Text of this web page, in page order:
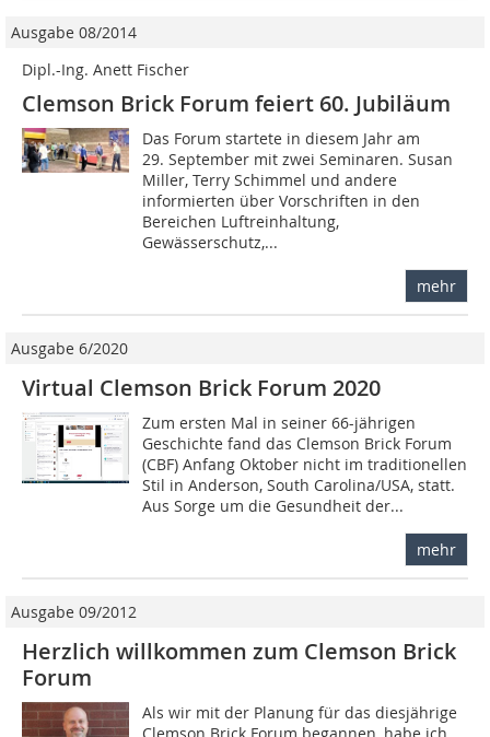
Ausgabe 08/2014
Dipl.-Ing. Anett Fischer
Clemson Brick Forum feiert 60. Jubiläum
Das Forum startete in diesem Jahr am
29. September mit zwei Seminaren. Susan
Miller, Terry Schimmel und andere
informierten über Vorschriften in den
Bereichen Luftreinhaltung,
Gewässerschutz,...
mehr
Ausgabe 6/2020
Virtual Clemson Brick Forum 2020
Zum ersten Mal in seiner 66-jährigen
Geschichte fand das Clemson Brick Forum
(CBF) Anfang Oktober nicht im traditionellen
Stil in Anderson, South Carolina/USA, statt.
Aus Sorge um die Gesundheit der...
mehr
Ausgabe 09/2012
Herzlich willkommen zum Clemson Brick
Forum
Als wir mit der Planung für das diesjährige